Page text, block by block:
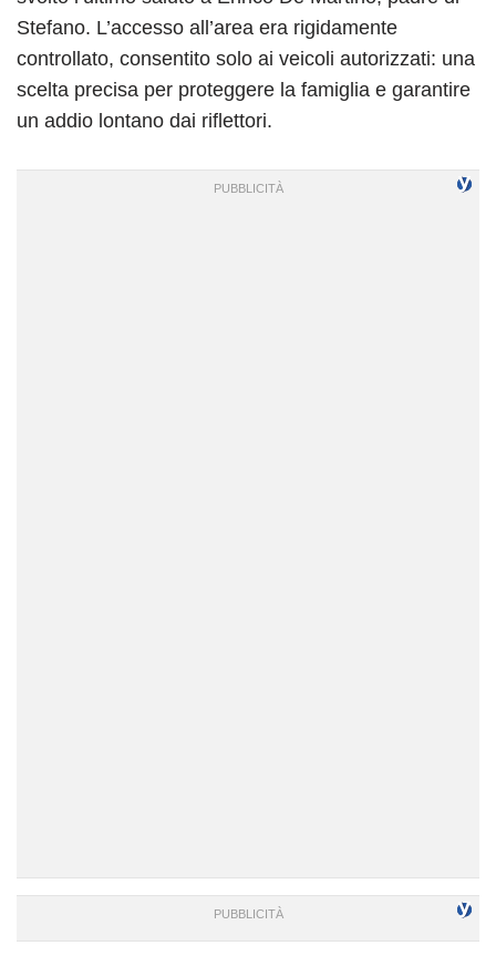
Stefano. L’accesso all’area era rigidamente
controllato, consentito solo ai veicoli autorizzati: una
scelta precisa per proteggere la famiglia e garantire
un addio lontano dai riflettori.